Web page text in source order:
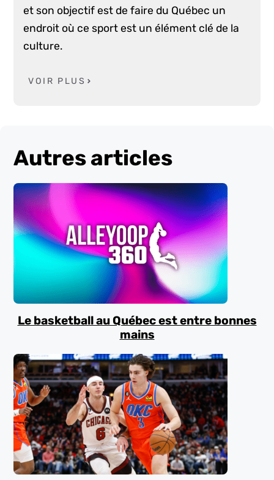
et son objectif est de faire du Québec un
endroit où ce sport est un élément clé de la
culture.
VOIR PLUS
Autres articles
Le basketball au Québec est entre bonnes
mains